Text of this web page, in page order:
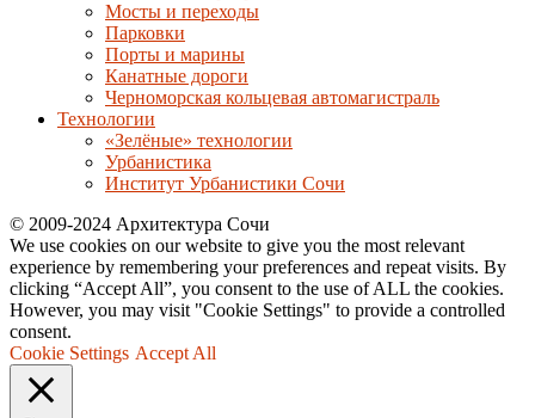
Мосты и переходы
Парковки
Порты и марины
Канатные дороги
Черноморская кольцевая автомагистраль
Технологии
«Зелёные» технологии
Урбанистика
Институт Урбанистики Сочи
© 2009-2024 Архитектура Сочи
We use cookies on our website to give you the most relevant
experience by remembering your preferences and repeat visits. By
clicking “Accept All”, you consent to the use of ALL the cookies.
However, you may visit "Cookie Settings" to provide a controlled
consent.
Cookie Settings Accept All